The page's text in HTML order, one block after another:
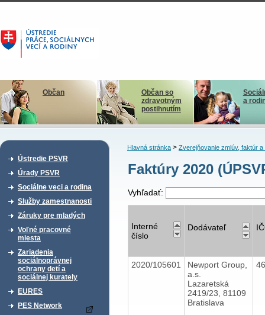
Občan
Občan so
zdravotným
postihnutím
a
Ústredie PSVR
Úrady PSVR
Sociálne veci a rodina
Služby zamestnanosti
Záruky pre mladých
Voľné pracovné
miesta
Zariadenia
sociálnoprávnej
ochrany detí a
sociálnej kurately
EURES
PES Network
Hlavná stránka> Zverejňovanie zmlúv, faktúr a
Faktúry 2020
Vyhľadať:
Interné
číslo
Dodávateľ
2020/105601
Newport Group,
a.s.
Lazaretská
2419/23, 81109
Bratislava